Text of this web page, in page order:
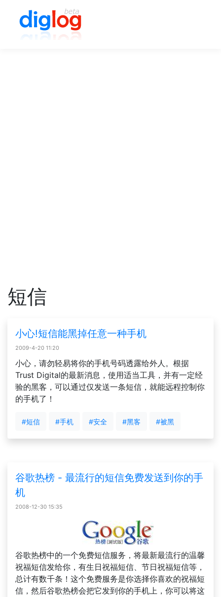
短信
小心!短信能黑掉任意一种手机
2009-4-20 11:20
小心，请勿轻易将你的手机号码透露给外人。根据
Trust Digital的最新消息，使用适当工具，并有一定经
验的黑客，可以通过仅发送一条短信，就能远程控制你
的手机了！
#短信 #手机 #安全 #黑客 #被黑
谷歌热榜 - 最流行的短信免费发送到你的手
机
2008-12-30 15:35
谷歌热榜中的一个免费短信服务，将最新最流行的温馨
祝福短信发给你，有生日祝福短信、节日祝福短信等，
总计有数千条！这个免费服务是你选择你喜欢的祝福短
信，然后谷歌热榜会把它发到你的手机上，你可以将这